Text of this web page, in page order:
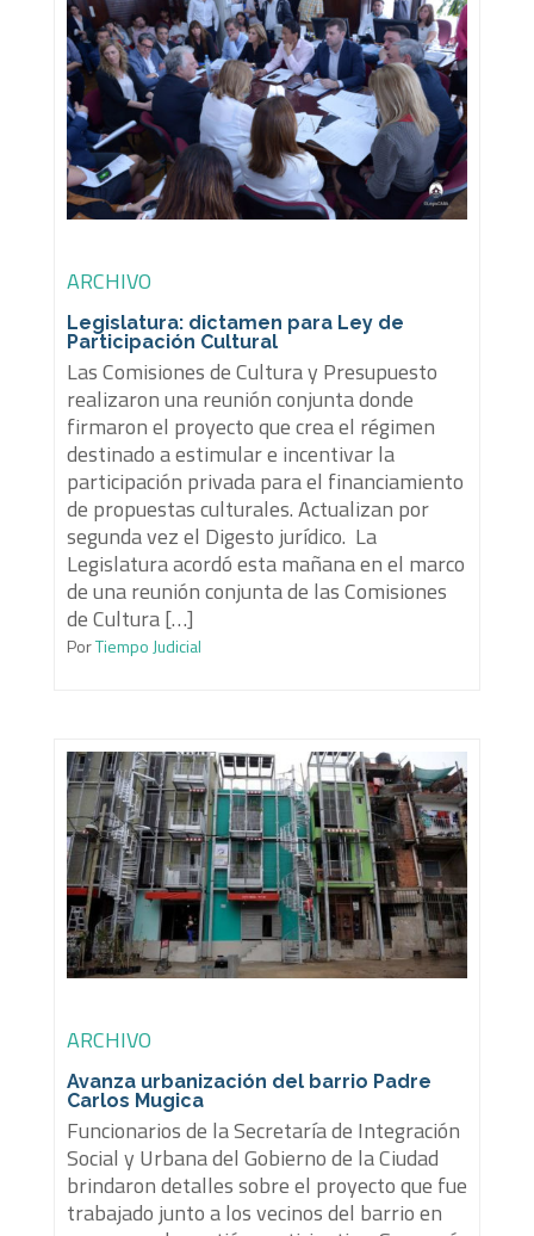
ARCHIVO
Legislatura: dictamen para Ley de
Participación Cultural
Las Comisiones de Cultura y Presupuesto
realizaron una reunión conjunta donde
firmaron el proyecto que crea el régimen
destinado a estimular e incentivar la
participación privada para el financiamiento
de propuestas culturales. Actualizan por
segunda vez el Digesto jurídico. La
Legislatura acordó esta mañana en el marco
de una reunión conjunta de las Comisiones
de Cultura […]
PorTiempo Judicial
ARCHIVO
Avanza urbanización del barrio Padre
Carlos Mugica
Funcionarios de la Secretaría de Integración
Social y Urbana del Gobierno de la Ciudad
brindaron detalles sobre el proyecto que fue
trabajado junto a los vecinos del barrio en